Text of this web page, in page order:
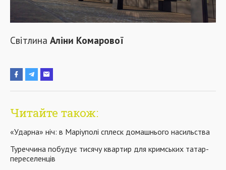
Світлина Аліни Комарової
Читайте також:
«Ударна» ніч: в Маріуполі сплеск домашнього насильства
Туреччина побудує тисячу квартир для кримських татар-
переселенців